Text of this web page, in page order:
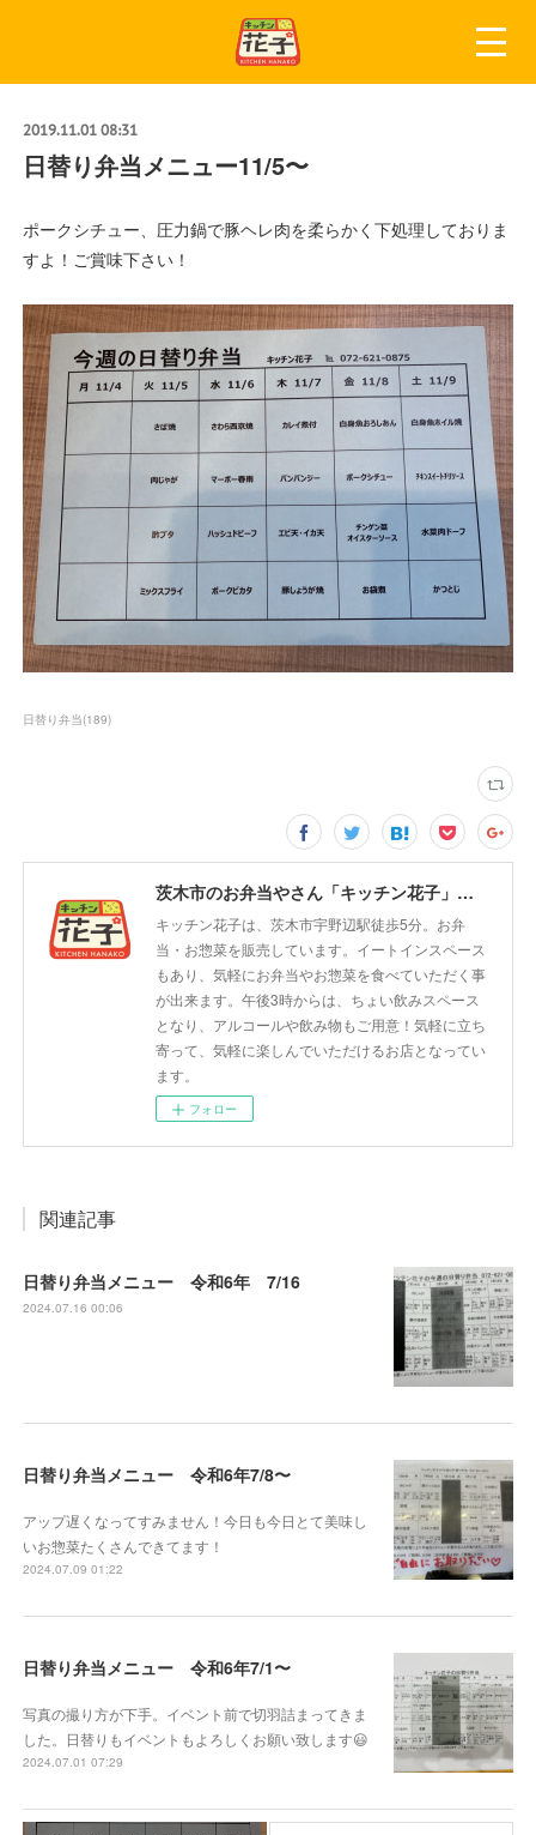
2019.11.01 08:31
日替り弁当メニュー11/5〜
ポークシチュー、圧力鍋で豚ヘレ肉を柔らかく下処理しておりま
すよ！ご賞味下さい！
日替り弁当(189)
茨木市のお弁当やさん「キッチン花子」ちょい飲みスペース「サウス」
キッチン花子は、茨木市宇野辺駅徒歩5分。お弁
当・お惣菜を販売しています。イートインスペース
もあり、気軽にお弁当やお惣菜を食べていただく事
が出来ます。午後3時からは、ちょい飲みスペース
となり、アルコールや飲み物もご用意！気軽に立ち
寄って、気軽に楽しんでいただけるお店となってい
ます。
フォロー
関連記事
日替り弁当メニュー 令和6年 7/16
2024.07.16 00:06
日替り弁当メニュー 令和6年7/8〜
アップ遅くなってすみません！今日も今日とて美味し
いお惣菜たくさんできてます！
2024.07.09 01:22
日替り弁当メニュー 令和6年7/1〜
写真の撮り方が下手。イベント前で切羽詰まってきま
した。日替りもイベントもよろしくお願い致します😃
2024.07.01 07:29